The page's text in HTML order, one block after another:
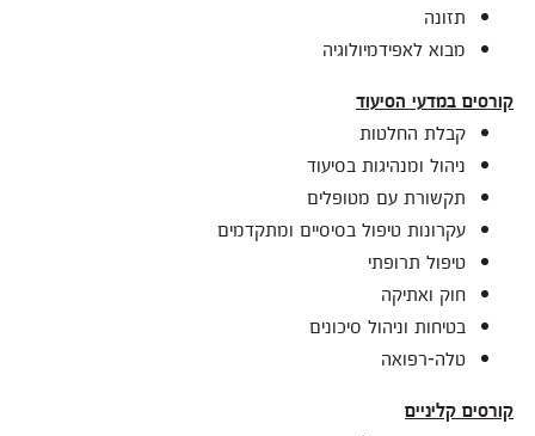
תזונה
מבוא לאפידמיולוגיה
קורסים במדעי הסיעוד
קבלת החלטות
ניהול ומנהיגות בסיעוד
תקשורת עם מטופלים
עקרונות טיפול בסיסיים ומתקדמים
טיפול תרופתי
חוק ואתיקה
בטיחות וניהול סיכונים
טלה-רפואה
קורסים קליניים